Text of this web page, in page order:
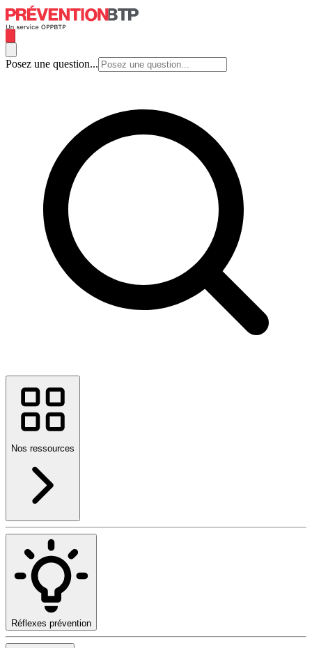
Posez une question...
Nos ressources
Réflexes prévention